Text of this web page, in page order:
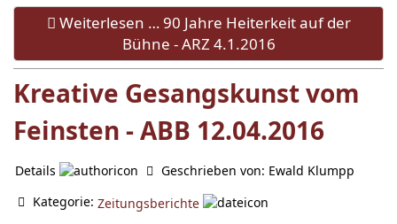
Weiterlesen … 90 Jahre Heiterkeit auf der
Bühne - ARZ 4.1.2016
Kreative Gesangskunst vom
Feinsten - ABB 12.04.2016
Details Geschrieben von: Ewald Klumpp
Kategorie: Zeitungsberichte